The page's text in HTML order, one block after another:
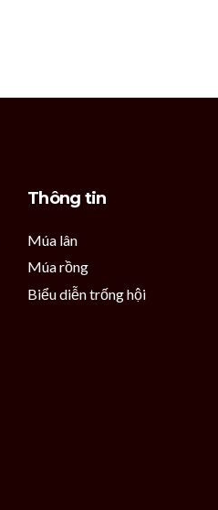
Thông tin
Múa lân
Múa rồng
Biểu diễn trống hội